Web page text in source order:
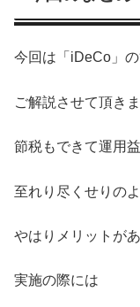
今回は「iDeCo」
ご解説させて頂きま
節税もできて運用
至れり尽くせりのよ
やはりメリットが
実施の際には